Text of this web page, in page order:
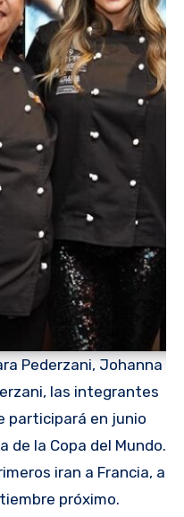
Pederzani, Johanna
las integrantes
participará en junio
de la Copa del Mundo.
iran a Francia, a
próximo.